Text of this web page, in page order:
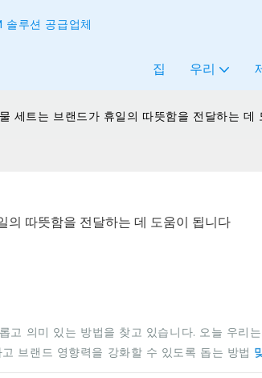
루션 공급업체
집 우리
세트는 브랜드가 휴일의 따뜻함을 전달하는 데
의 따뜻함을 전달하는 데 도움이 됩니다
의미 있는 방법을 찾고 있습니다. 오늘 우리
브랜드 영향력을 강화할 수 있도록 돕는 방법